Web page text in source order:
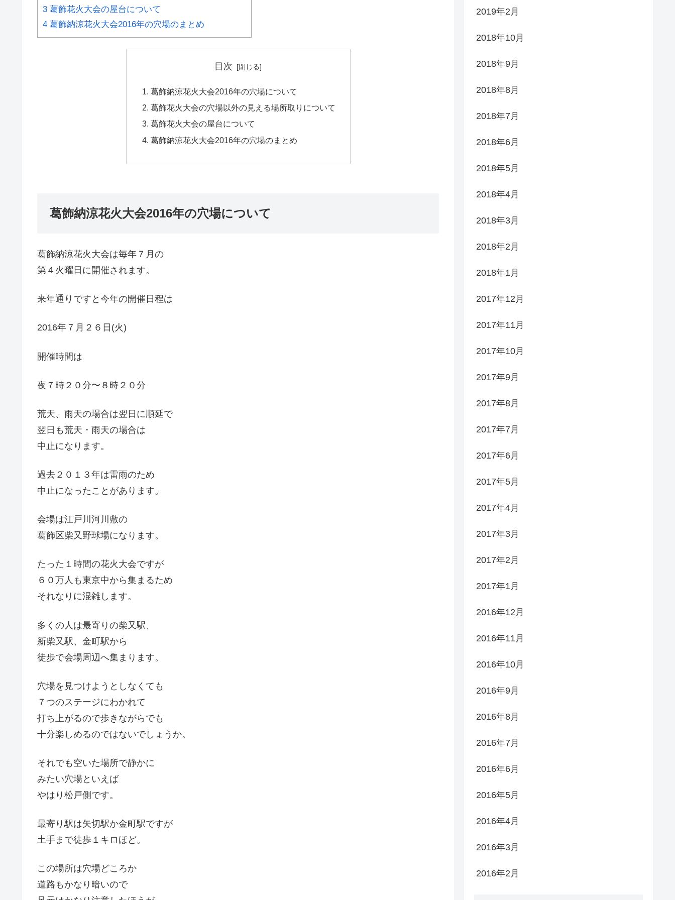
3 葛飾花火大会の屋台について
4 葛飾納涼花火大会2016年の穴場のまとめ
目次
葛飾納涼花火大会2016年の穴場について
葛飾花火大会の穴場以外の見える場所取りについて
葛飾花火大会の屋台について
葛飾納涼花火大会2016年の穴場のまとめ
葛飾納涼花火大会2016年の穴場について
葛飾納涼花火大会は毎年７月の
第４火曜日に開催されます。
来年通りですと今年の開催日程は
2016年７月２６日(火)
開催時間は
夜７時２０分〜８時２０分
荒天、雨天の場合は翌日に順延で
翌日も荒天・雨天の場合は
中止になります。
過去２０１３年は雷雨のため
中止になったことがあります。
会場は江戸川河川敷の
葛飾区柴又野球場になります。
たった１時間の花火大会ですが
６０万人も東京中から集まるため
それなりに混雑します。
多くの人は最寄りの柴又駅、
新柴又駅、金町駅から
徒歩で会場周辺へ集まります。
穴場を見つけようとしなくても
７つのステージにわかれて
打ち上がるので歩きながらでも
十分楽しめるのではないでしょうか。
それでも空いた場所で静かに
みたい穴場といえば
やはり松戸側です。
最寄り駅は矢切駅か金町駅ですが
土手まで徒歩１キロほど。
この場所は穴場どころか
道路もかなり暗いので
2019年2月
2018年10月
2018年9月
2018年8月
2018年7月
2018年6月
2018年5月
2018年4月
2018年3月
2018年2月
2018年1月
2017年12月
2017年11月
2017年10月
2017年9月
2017年8月
2017年7月
2017年6月
2017年5月
2017年4月
2017年3月
2017年2月
2017年1月
2016年12月
2016年11月
2016年10月
2016年9月
2016年8月
2016年7月
2016年6月
2016年5月
2016年4月
2016年3月
2016年2月